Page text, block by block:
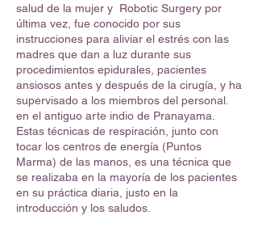
salud de la mujer y Robotic Surgery por
última vez, fue conocido por sus
instrucciones para aliviar el estrés con las
madres que dan a luz durante sus
procedimientos epidurales, pacientes
ansiosos antes y después de la cirugía, y ha
supervisado a los miembros del personal.
en el antiguo arte indio de Pranayama.
Estas técnicas de respiración, junto con
tocar los centros de energía (Puntos
Marma) de las manos, es una técnica que
se realizaba en la mayoría de los pacientes
en su práctica diaria, justo en la
introducción y los saludos.